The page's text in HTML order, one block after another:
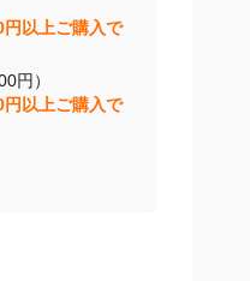
以上ご購入で
円）
以上ご購入で